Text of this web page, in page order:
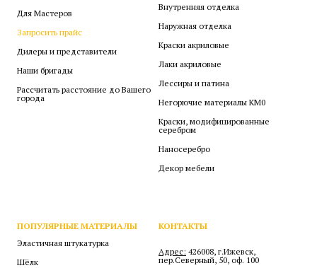
Для Мастеров
Запросить прайс
Дилеры и представители
Наши бригады
Рассчитать расстояние до Вашего
города
Внутренняя отделка
Наружная отделка
Краски акриловые
Лаки акриловые
Лессиры и патина
Негорючие материалы КМ0
Краски, модифицированные
серебром
Наносеребро
Декор мебели
ПОПУЛЯРНЫЕ МАТЕРИАЛЫ
Эластичная штукатурка
Шёлк
КОНТАКТЫ
Адрес: 426008, г.Ижевск,
пер.Северный, 50, оф. 100